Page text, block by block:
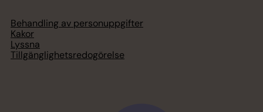
Behandling av personuppgifter
Kakor
Lyssna
Tillgänglighetsredogörelse